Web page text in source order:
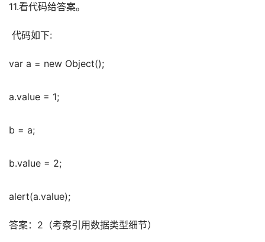
11.看代码给答案。
代码如下:
var a = new Object();
a.value = 1;
b = a;
b.value = 2;
alert(a.value);
答案：2（考察引用数据类型细节）